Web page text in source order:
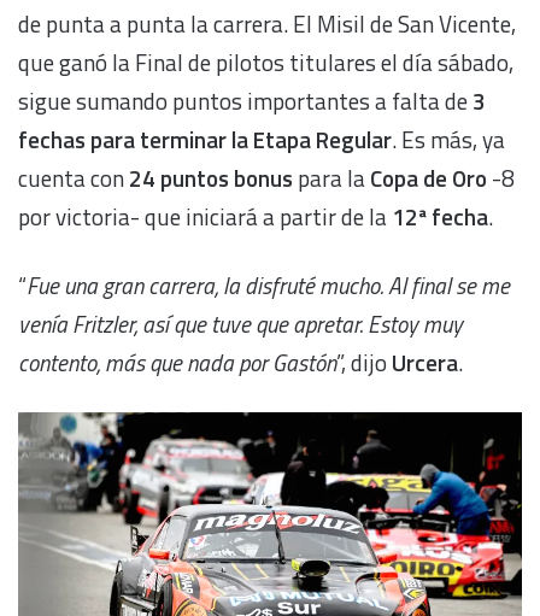
de punta a punta la carrera. El Misil de San Vicente,
que ganó la Final de pilotos titulares el día sábado,
sigue sumando puntos importantes a falta de3
fechas para terminar la Etapa Regular. Es más, ya
cuenta con24 puntos bonus para laCopa de Oro -8
por victoria- que iniciará a partir de la 12ª fecha.
“Fue una gran carrera, la disfruté mucho. Al final se me
venía Fritzler, así que tuve que apretar. Estoy muy
contento, más que nada por Gastón”, dijo Urcera.